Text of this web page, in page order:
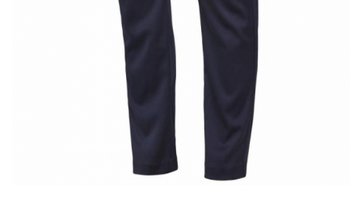
Pantaloni scurți pentru gravide
Sutiene / Bustiere / Maiouri